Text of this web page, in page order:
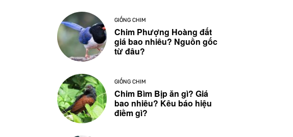
GIỐNG CHIM
Chim Phượng Hoàng đất
giá bao nhiêu? Nguồn gốc
từ đâu?
GIỐNG CHIM
Chim Bìm Bịp ăn gì? Giá
bao nhiêu? Kêu báo hiệu
điềm gì?